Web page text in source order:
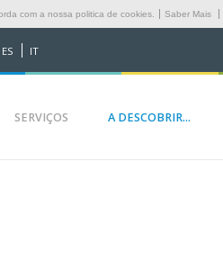
com a nossa politica de cookies. Saber Mais
ES IT
SERVIÇOS A DESCOBRIR...